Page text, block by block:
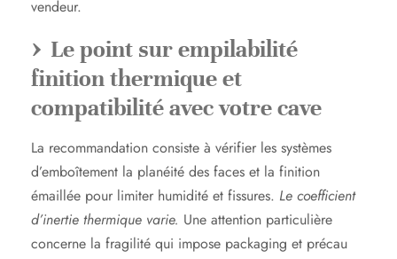
vendeur.
Le point sur empilabilité
finition thermique et
compatibilité avec votre cave
La recommandation consiste à vérifier les systèmes
d’emboîtement la planéité des faces et la finition
émaillée pour limiter humidité et fissures. Le coefficient
d’inertie thermique varie. Une attention particulière
concerne la fragilité qui impose packaging et précau